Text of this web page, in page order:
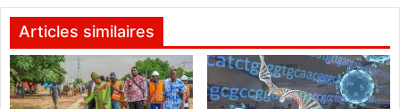
r
é
e
d
a
r
e
:
Articles similaires